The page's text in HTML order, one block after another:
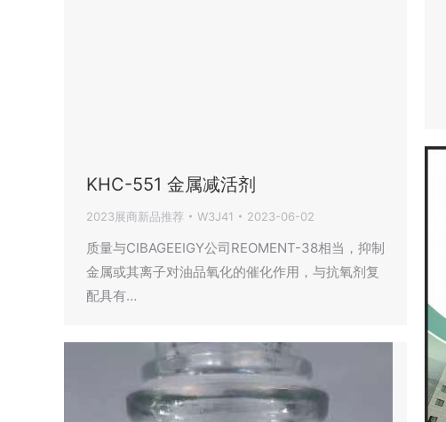
KHC-551 金属减活剂
2023展商新品推荐 W3J41 2023-06-02
质量与CIBAGEEIGY公司REOMENT-38相当，抑制
金属或其离子对油品氧化的催化作用，与抗氧剂复
配具有…